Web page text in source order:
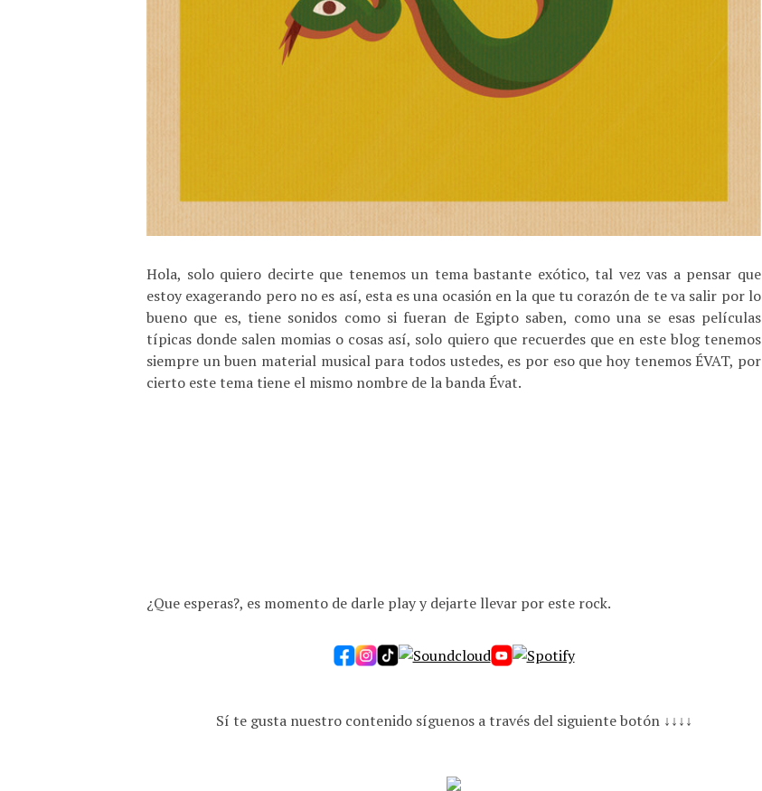
Hola, solo quiero decirte que tenemos un tema bastante exótico, tal vez vas a pensar que
estoy exagerando pero no es así, esta es una ocasión en la que tu corazón de te va salir por lo
bueno que es, tiene sonidos como si fueran de Egipto saben, como una se esas películas
típicas donde salen momias o cosas así, solo quiero que recuerdes que en este blog tenemos
siempre un buen material musical para todos ustedes, es por eso que hoy tenemos ÉVAT, por
cierto este tema tiene el mismo nombre de la banda Évat.
¿Que esperas?, es momento de darle play y dejarte llevar por este rock.
Sí te gusta nuestro contenido síguenos a través del siguiente botón ↓↓↓↓